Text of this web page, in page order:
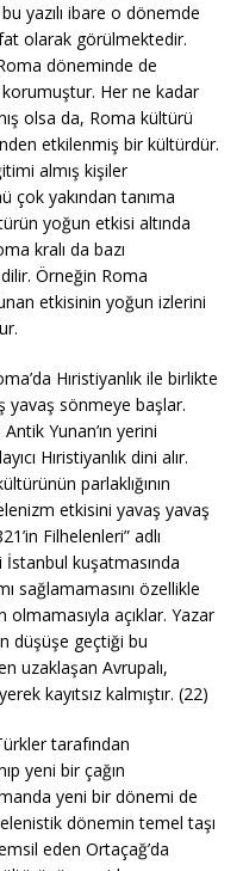
yazılı ibare o dönemde
olarak görülmektedir.
döneminde de
Her ne kadar
olsa da, Roma kültürü
etkilenmiş bir kültürdür.
almış kişiler
çok yakından tanıma
yoğun etkisi altında
kralı da bazı
Örneğin Roma
etkisinin yoğun izlerini
Hıristiyanlık ile birlikte
yavaş sönmeye başlar.
Yunan’ın yerini
Hıristiyanlık dini alır.
parlaklığının
etkisini yavaş yavaş
Filhelenleri” adlı
İstanbul kuşatmasında
sağlamamasını özellikle
açıklar. Yazar
düşüşe geçtiği bu
uzaklaşan Avrupalı,
kayıtsız kalmıştır. (22)
tarafından
yeni bir çağın
yeni bir dönemi de
dönemin temel taşı
eden Ortaçağ’da